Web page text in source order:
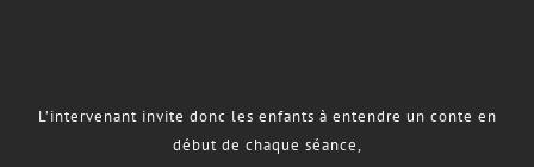
L’intervenant invite donc les enfants à entendre un conte en
début de chaque séance,